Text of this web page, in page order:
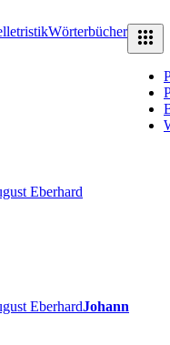
Wörterbücher
Johann